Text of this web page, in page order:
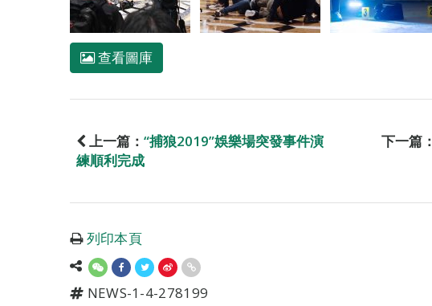
查看圖庫
上一篇： “捕狼2019”娛樂場突發事件演
練順利完成
下一篇：
列印本頁
NEWS-1-4-278199